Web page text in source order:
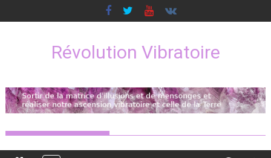
to
Révolution Vibratoire